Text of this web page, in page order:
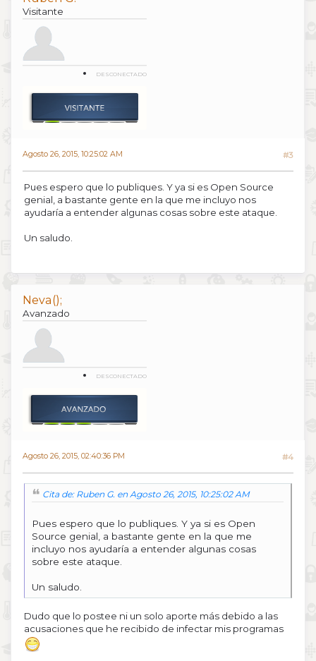
Visitante
DESCONECTADO
Agosto 26, 2015, 10:25:02 AM #3
Pues espero que lo publiques. Y ya si es Open Source
genial, a bastante gente en la que me incluyo nos
ayudaría a entender algunas cosas sobre este ataque.
Un saludo.
Neva();
Avanzado
DESCONECTADO
Agosto 26, 2015, 02:40:36 PM #4
Cita de: Ruben G. en Agosto 26, 2015, 10:25:02 AM
Pues espero que lo publiques. Y ya si es Open
Source genial, a bastante gente en la que me
incluyo nos ayudaría a entender algunas cosas
sobre este ataque.
Un saludo.
Dudo que lo postee ni un solo aporte más debido a las
acusaciones que he recibido de infectar mis programas